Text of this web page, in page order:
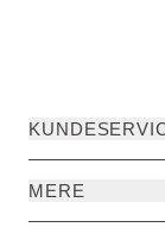
MERE